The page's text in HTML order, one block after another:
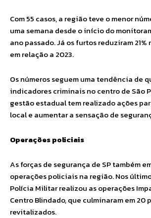
Com 55 casos, a região teve o menor
uma semana desde o início do
ano passado. Já os furtos reduziram 21%
em relação a 2023.
Os números seguem uma tendência de
indicadores criminais no centro de São
gestão estadual tem realizado ações
local e aumentar a sensação de
Operações policiais
As forças de segurança de SP também
operações policiais na região. Nos
Polícia Militar realizou as operações
Centro Blindado, que culminaram em 20
revitalizados.